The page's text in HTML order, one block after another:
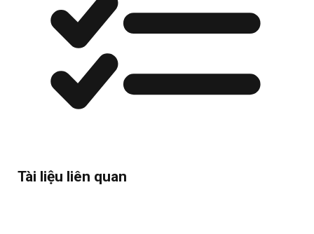
Tài liệu liên quan